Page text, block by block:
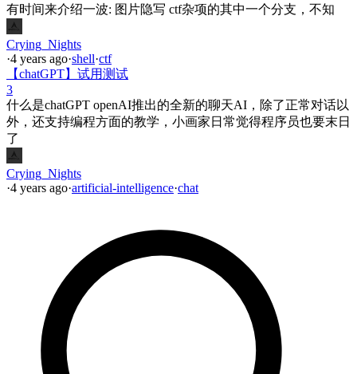
有时间来介绍一波: 图片隐写 ctf杂项的其中一个分支，不知
Crying_Nights
·4 years ago·shell·ctf
【chatGPT】试用测试
3
什么是chatGPT openAI推出的全新的聊天AI，除了正常对话以
外，还支持编程方面的教学，小画家日常觉得程序员也要末日
了
Crying_Nights
·4 years ago·artificial-intelligence·chat